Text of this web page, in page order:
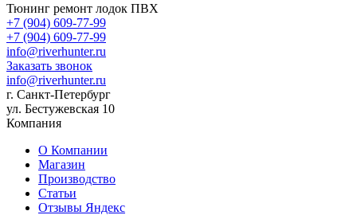
Тюнинг ремонт лодок ПВХ
+7 (904) 609-77-99
+7 (904) 609-77-99
info@riverhunter.ru
Заказать звонок
info@riverhunter.ru
г. Санкт-Петербург
ул. Бестужевская 10
Компания
О Компании
Магазин
Производство
Статьи
Отзывы Яндекс